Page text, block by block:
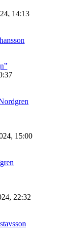
14:13
15:00
22:32